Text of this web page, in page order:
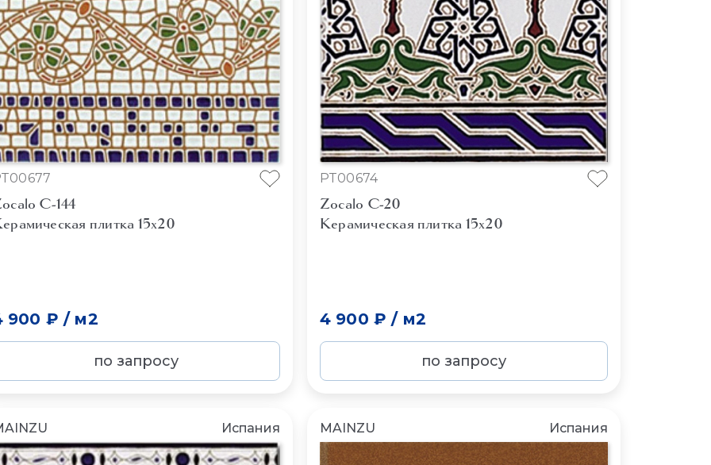
C-144
плитка 15x20
900 ₽ / м2
по запросу
PT00674
Zocalo C-20
Керамическая плитка 15x20
4 900 ₽ / м2
по запросу
Испания MAINZU Испания